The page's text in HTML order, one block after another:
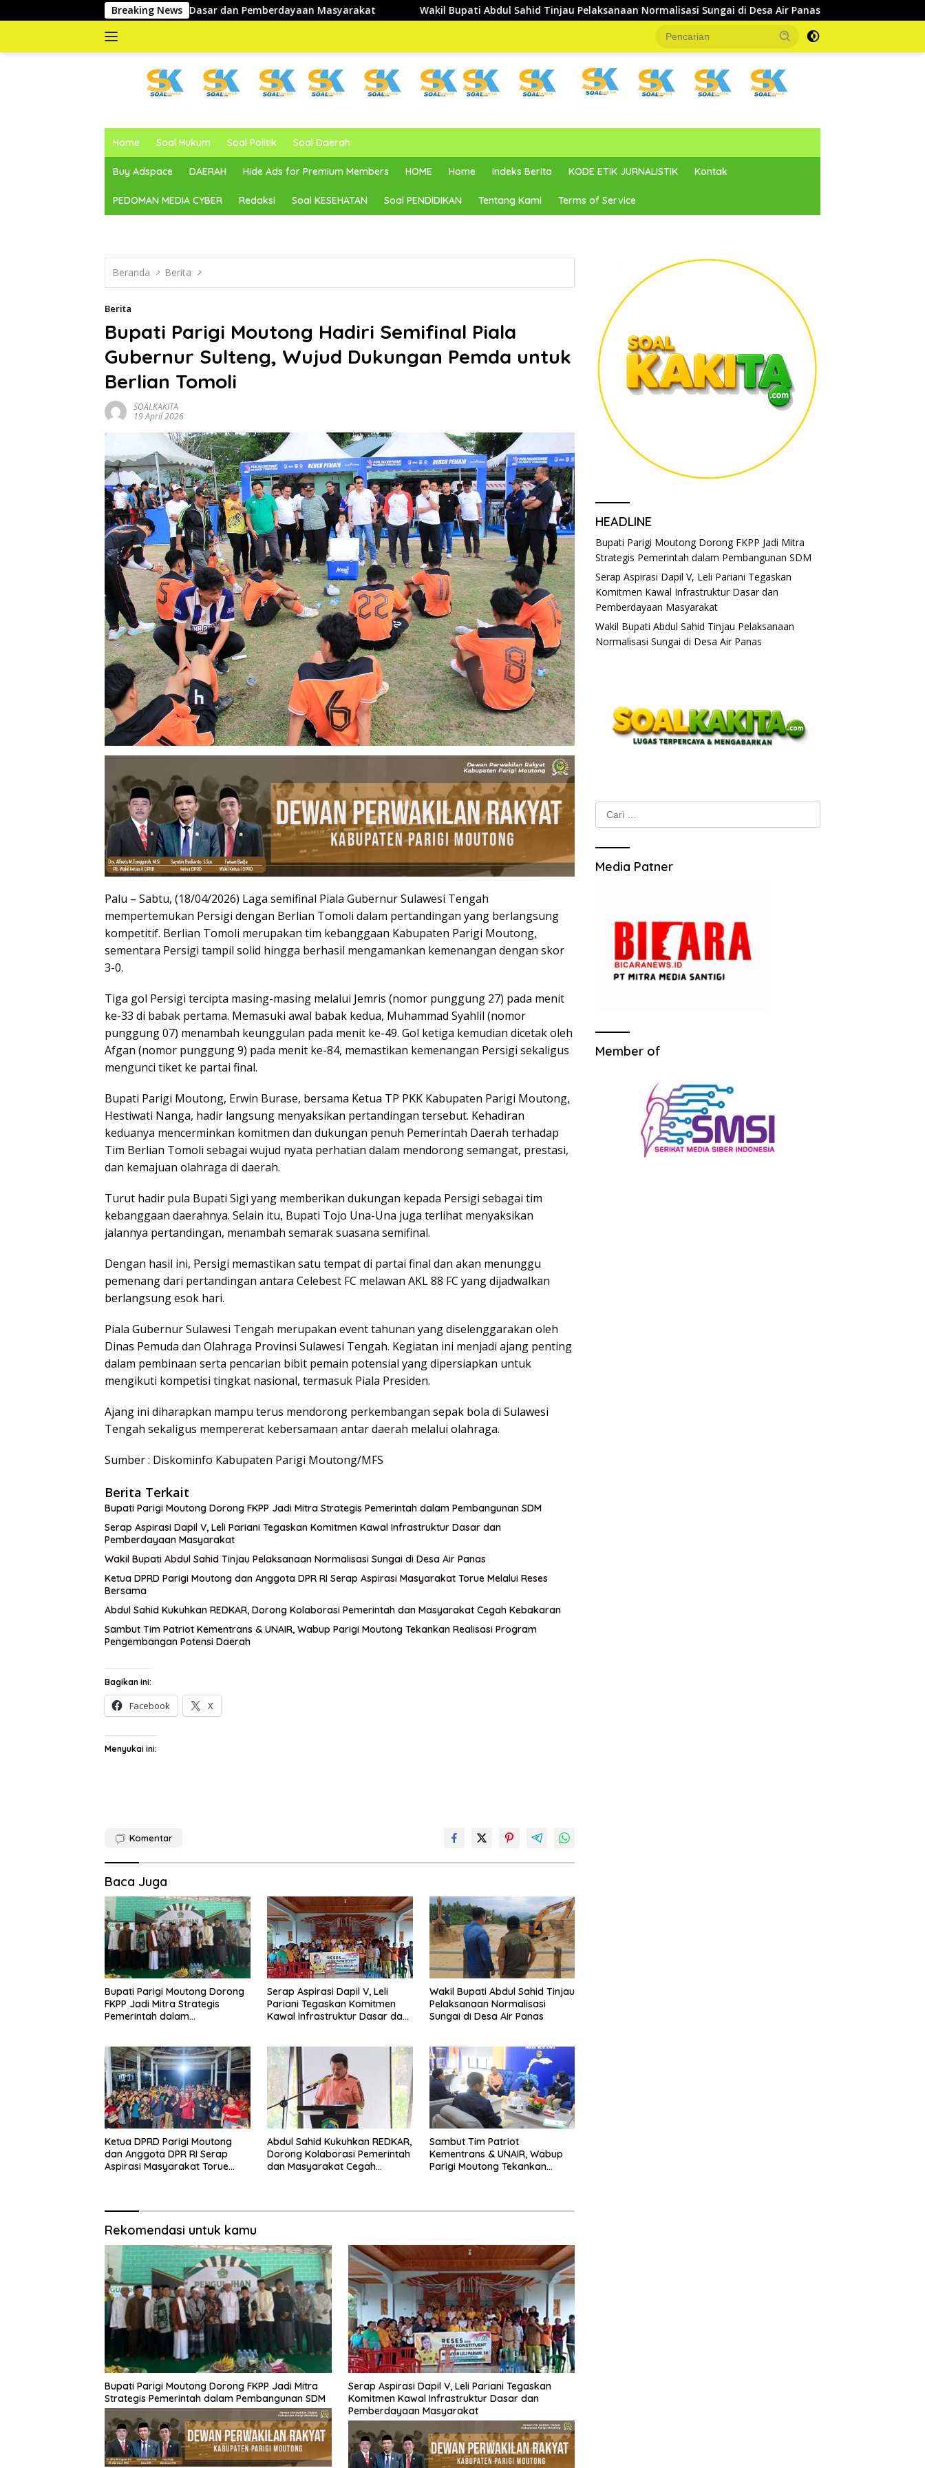
ke
Breaking News
Infrastruktur Dasar dan Pemberdayaan Masyarakat Wakil Bupati Abdul Sahid Tinjau Pelaksanaan Normalisasi Sungai di Desa Air Panas Ketua DPRD Parigi Moutong dan
dan
Home Soal Hukum Soal Politik Soal Daerah
Buy Adspace DAERAH Hide Ads for Premium Members HOME Home Indeks Berita KODE ETIK JURNALISTIK Kontak
PEDOMAN MEDIA CYBER Redaksi Soal KESEHATAN Soal PENDIDIKAN Tentang Kami Terms of Service
Beranda Berita
Berita
Bupati Parigi Moutong Hadiri Semifinal Piala
Gubernur Sulteng, Wujud Dukungan Pemda untuk
Berlian Tomoli
SOALKAKITA
19 April 2026
Palu – Sabtu, (18/04/2026) Laga semifinal Piala Gubernur Sulawesi Tengah
mempertemukan Persigi dengan Berlian Tomoli dalam pertandingan yang berlangsung
kompetitif. Berlian Tomoli merupakan tim kebanggaan Kabupaten Parigi Moutong,
sementara Persigi tampil solid hingga berhasil mengamankan kemenangan dengan skor
3-0.
Tiga gol Persigi tercipta masing-masing melalui Jemris (nomor punggung 27) pada menit
ke-33 di babak pertama. Memasuki awal babak kedua, Muhammad Syahlil (nomor
punggung 07) menambah keunggulan pada menit ke-49. Gol ketiga kemudian dicetak oleh
Afgan (nomor punggung 9) pada menit ke-84, memastikan kemenangan Persigi sekaligus
mengunci tiket ke partai final.
Bupati Parigi Moutong, Erwin Burase, bersama Ketua TP PKK Kabupaten Parigi Moutong,
Hestiwati Nanga, hadir langsung menyaksikan pertandingan tersebut. Kehadiran
keduanya mencerminkan komitmen dan dukungan penuh Pemerintah Daerah terhadap
Tim Berlian Tomoli sebagai wujud nyata perhatian dalam mendorong semangat, prestasi,
dan kemajuan olahraga di daerah.
Turut hadir pula Bupati Sigi yang memberikan dukungan kepada Persigi sebagai tim
kebanggaan daerahnya. Selain itu, Bupati Tojo Una-Una juga terlihat menyaksikan
jalannya pertandingan, menambah semarak suasana semifinal.
Dengan hasil ini, Persigi memastikan satu tempat di partai final dan akan menunggu
pemenang dari pertandingan antara Celebest FC melawan AKL 88 FC yang dijadwalkan
berlangsung esok hari.
Piala Gubernur Sulawesi Tengah merupakan event tahunan yang diselenggarakan oleh
Dinas Pemuda dan Olahraga Provinsi Sulawesi Tengah. Kegiatan ini menjadi ajang penting
dalam pembinaan serta pencarian bibit pemain potensial yang dipersiapkan untuk
mengikuti kompetisi tingkat nasional, termasuk Piala Presiden.
Ajang ini diharapkan mampu terus mendorong perkembangan sepak bola di Sulawesi
Tengah sekaligus mempererat kebersamaan antar daerah melalui olahraga.
Sumber : Diskominfo Kabupaten Parigi Moutong/MFS
Berita Terkait
Bupati Parigi Moutong Dorong FKPP Jadi Mitra Strategis Pemerintah dalam Pembangunan SDM
Serap Aspirasi Dapil V, Leli Pariani Tegaskan Komitmen Kawal Infrastruktur Dasar dan
Pemberdayaan Masyarakat
Wakil Bupati Abdul Sahid Tinjau Pelaksanaan Normalisasi Sungai di Desa Air Panas
Ketua DPRD Parigi Moutong dan Anggota DPR RI Serap Aspirasi Masyarakat Torue Melalui Reses
Bersama
Abdul Sahid Kukuhkan REDKAR, Dorong Kolaborasi Pemerintah dan Masyarakat Cegah Kebakaran
Sambut Tim Patriot Kementrans & UNAIR, Wabup Parigi Moutong Tekankan Realisasi Program
Pengembangan Potensi Daerah
Bagikan ini:
Facebook X
Menyukai ini:
Komentar
Baca Juga
Bupati Parigi Moutong Dorong
FKPP Jadi Mitra Strategis
Pemerintah dalam
Serap Aspirasi Dapil V, Leli
Pariani Tegaskan Komitmen
Kawal Infrastruktur Dasar dan
Wakil Bupati Abdul Sahid Tinjau
Pelaksanaan Normalisasi
Sungai di Desa Air Panas
Ketua DPRD Parigi Moutong
dan Anggota DPR RI Serap
Aspirasi Masyarakat Torue
Abdul Sahid Kukuhkan REDKAR,
Dorong Kolaborasi Pemerintah
dan Masyarakat Cegah
Sambut Tim Patriot
Kementrans & UNAIR, Wabup
Parigi Moutong Tekankan
Rekomendasi untuk kamu
Bupati Parigi Moutong Dorong FKPP Jadi Mitra
Strategis Pemerintah dalam Pembangunan SDM
Serap Aspirasi Dapil V, Leli Pariani Tegaskan
Komitmen Kawal Infrastruktur Dasar dan
Pemberdayaan Masyarakat
HEADLINE
Bupati Parigi Moutong Dorong FKPP Jadi Mitra
Strategis Pemerintah dalam Pembangunan SDM
Serap Aspirasi Dapil V, Leli Pariani Tegaskan
Komitmen Kawal Infrastruktur Dasar dan
Pemberdayaan Masyarakat
Wakil Bupati Abdul Sahid Tinjau Pelaksanaan
Normalisasi Sungai di Desa Air Panas
Cari
untuk:
Media Patner
Member of